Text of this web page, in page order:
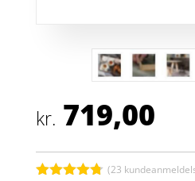
kr. 719,00
(23